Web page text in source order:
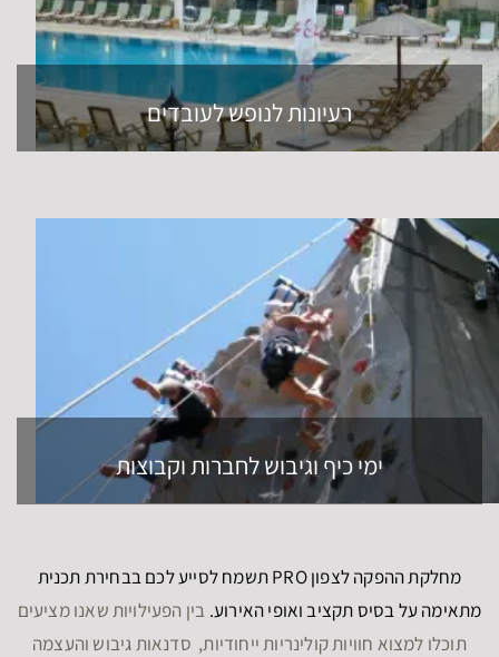
רעיונות לנופש לעובדים
ימי כיף וגיבוש לחברות וקבוצות
מחלקת ההפקה לצפון PRO תשמח לסייע לכם בבחירת תכנית
מתאימה על בסיס תקציב ואופי האירוע. בין הפעילויות שאנו מציעים
תוכלו למצוא חוויות קולינריות ייחודיות, סדנאות גיבוש והעצמה